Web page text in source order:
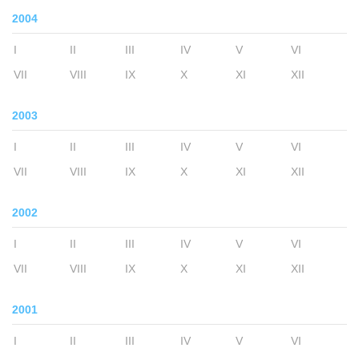
2004
I II III IV V
VI
VII
VIII IX X XI XII
2003
I II III IV V
VI
VII
VIII IX X XI XII
2002
I II III IV V
VI
VII
VIII IX X XI XII
2001
I II III IV V
VI